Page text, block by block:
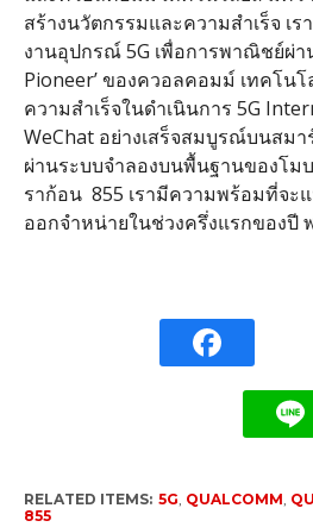
สร้างนวัตกรรมและความสำเร็จ เร
งานอุปกรณ์ 5G เพื่อการพาณิชย์ผ่า
Pioneer’ ของควอลคอมม์ เทคโน
ความสำเร็จในดำเนินการ 5G
WeChat อย่างเสร็จสมบูรณ์บนสม
ผ่านระบบจำลองบนพื้นฐานของโ
ราก้อน 855 เรามีความพร้อมที่จะ
ออกจำหน่ายในช่วงครึ่งแรกของปี
RELATED ITEMS: 5G, QUALCOMM,
855